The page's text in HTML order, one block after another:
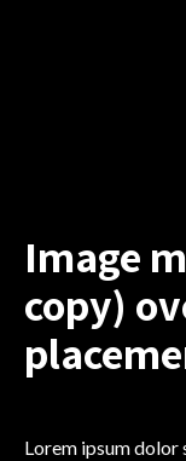
Image
copy)
Lorem ipsum dolor